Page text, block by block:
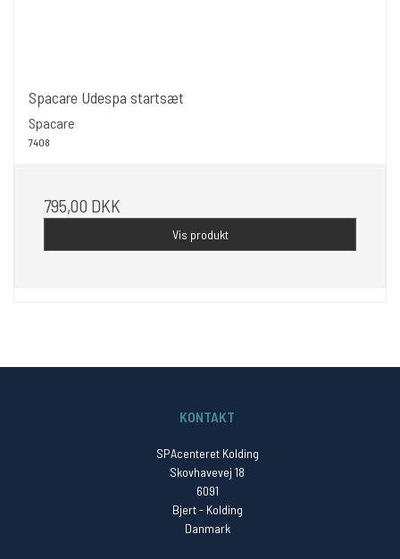
Spacare Udespa startsæt
Spacare
7408
795,00 DKK
Vis produkt
KONTAKT
SPAcenteret Kolding
Skovhavevej 18
6091
Bjert - Kolding
Danmark